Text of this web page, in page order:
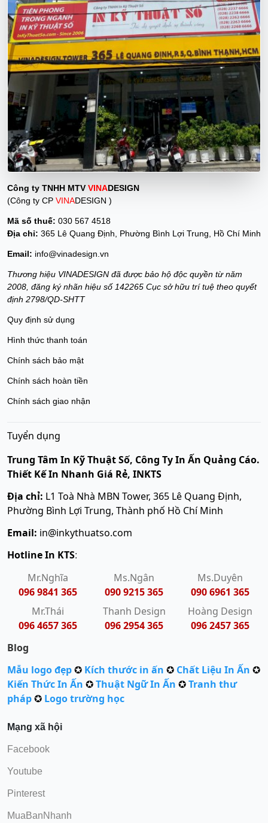
Công ty TNHH MTVVINADESIGN
(Công ty CP VINADESIGN )
Mã số thuế: 030 567 4518
Địa chỉ: 365 Lê Quang Định, Phường Bình Lợi Trung, Hồ Chí Minh
Email: info@vinadesign.vn
Thương hiệu VINADESIGN đã được bảo hộ độc quyền từ năm
2008, đăng ký nhãn hiệu số 142265 Cục sở hữu trí tuệ theo quyết
định 2798/QD-SHTT
Quy định sử dụng
Hình thức thanh toán
Chính sách bảo mật
Chính sách hoàn tiền
Chính sách giao nhận
Tuyển dụng
Trung Tâm In Kỹ Thuật Số, Công Ty In Ấn Quảng Cáo.
Thiết Kế In Nhanh Giá Rẻ, INKTS
Địa chỉ: L1 Toà Nhà MBN Tower, 365 Lê Quang Định,
Phường Bình Lợi Trung, Thành phố Hồ Chí Minh
Email: in@inkythuatso.com
Hotline In KTS:
Mr.Nghĩa
096 9841 365
Ms.Ngân
090 9215 365
Ms.Duyên
090 6961 365
Mr.Thái
096 4657 365
Thanh Design
096 2954 365
Hoàng Design
096 2457 365
Blog
Mẫu logo đẹp✪ Kích thước in ấn ✪ Chất Liệu In Ấn ✪
Kiến Thức In Ấn ✪Thuật Ngữ In Ấn ✪Tranh thư
pháp✪ Logo trường học
Mạng xã hội
Facebook
Youtube
Pinterest
MuaBanNhanh